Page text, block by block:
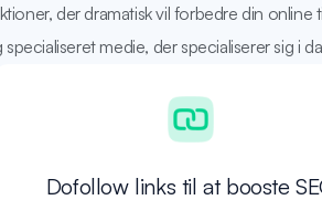
der dramatisk vil forbedre din
medie, der specialiserer sig i
Dofollow links til at booste